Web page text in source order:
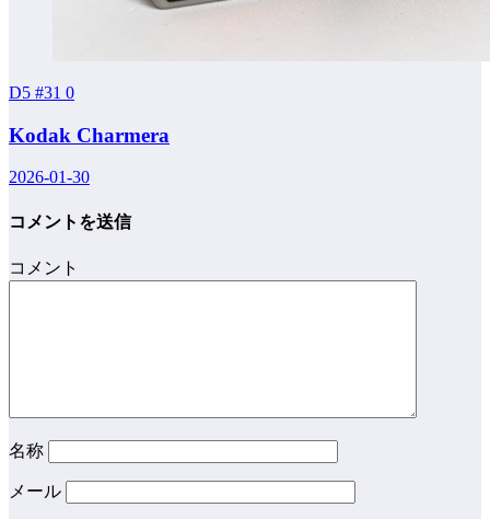
D5 #31 0
Kodak Charmera
2026-01-30
コメントを送信
コメント
名称
メール